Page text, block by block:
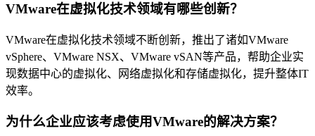
VMware在虚拟化技术领域有哪些创新？
VMware在虚拟化技术领域不断创新，推出了诸如VMware
vSphere、VMware NSX、VMware vSAN等产品，帮助企业实
现数据中心的虚拟化、网络虚拟化和存储虚拟化，提升整体IT
效率。
为什么企业应该考虑使用VMware的解决方案？